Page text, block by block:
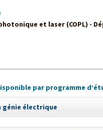
et laser (COPL) -
par programme
génie électrique